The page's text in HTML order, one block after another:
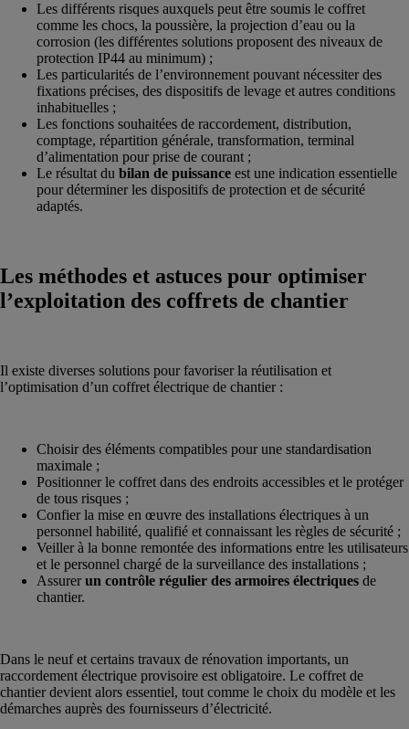
Les différents risques auxquels peut être soumis le coffret
comme les chocs, la poussière, la projection d’eau ou la
corrosion (les différentes solutions proposent des niveaux de
protection IP44 au minimum) ;
Les particularités de l’environnement pouvant nécessiter des
fixations précises, des dispositifs de levage et autres conditions
inhabituelles ;
Les fonctions souhaitées de raccordement, distribution,
comptage, répartition générale, transformation, terminal
d’alimentation pour prise de courant ;
Le résultat du bilan de puissance est une indication essentielle
pour déterminer les dispositifs de protection et de sécurité
adaptés.
Les méthodes et astuces pour optimiser
l’exploitation des coffrets de chantier
Il existe diverses solutions pour favoriser la réutilisation et
l’optimisation d’un coffret électrique de chantier :
Choisir des éléments compatibles pour une standardisation
maximale ;
Positionner le coffret dans des endroits accessibles et le protéger
de tous risques ;
Confier la mise en œuvre des installations électriques à un
personnel habilité, qualifié et connaissant les règles de sécurité ;
Veiller à la bonne remontée des informations entre les utilisateurs
et le personnel chargé de la surveillance des installations ;
Assurerun contrôle régulier des armoires électriques de
chantier.
Dans le neuf et certains travaux de rénovation importants, un
raccordement électrique provisoire est obligatoire. Le coffret de
chantier devient alors essentiel, tout comme le choix du modèle et les
démarches auprès des fournisseurs d’électricité.